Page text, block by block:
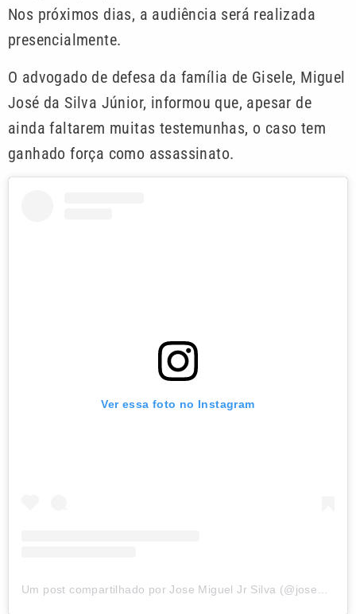
Nos próximos dias, a audiência será realizada
presencialmente.
O advogado de defesa da família de Gisele, Miguel
José da Silva Júnior, informou que, apesar de
ainda faltarem muitas testemunhas, o caso tem
ganhado força como assassinato.
Ver essa foto no Instagram